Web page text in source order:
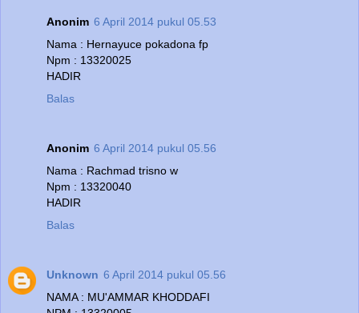
Anonim 6 April 2014 pukul 05.53
Nama : Hernayuce pokadona fp
Npm : 13320025
HADIR
Balas
Anonim 6 April 2014 pukul 05.56
Nama : Rachmad trisno w
Npm : 13320040
HADIR
Balas
Unknown 6 April 2014 pukul 05.56
NAMA : MU'AMMAR KHODDAFI